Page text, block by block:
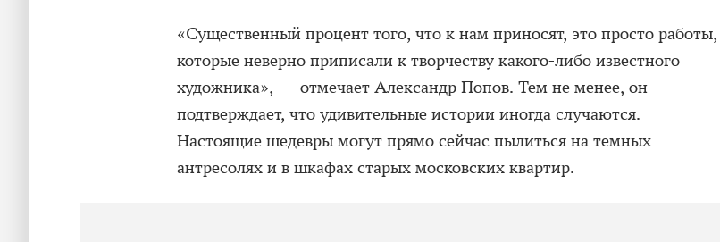
«Существенный процент того, что к нам приносят, это просто работы,
которые неверно приписали к творчеству какого-либо известного
художника», — отмечает Александр Попов. Тем не менее, он
подтверждает, что удивительные истории иногда случаются.
Настоящие шедевры могут прямо сейчас пылиться на темных
антресолях и в шкафах старых московских квартир.